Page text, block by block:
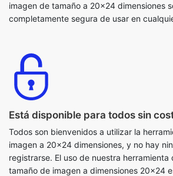
imagen de tamaño a 20x24 dimensiones
completamente segura de usar en
Está disponible para todos sin
Todos son bienvenidos a utilizar la
imagen a 20x24 dimensiones, y no hay
registrarse. El uso de nuestra herramienta
tamaño de imagen a dimensiones 20x24